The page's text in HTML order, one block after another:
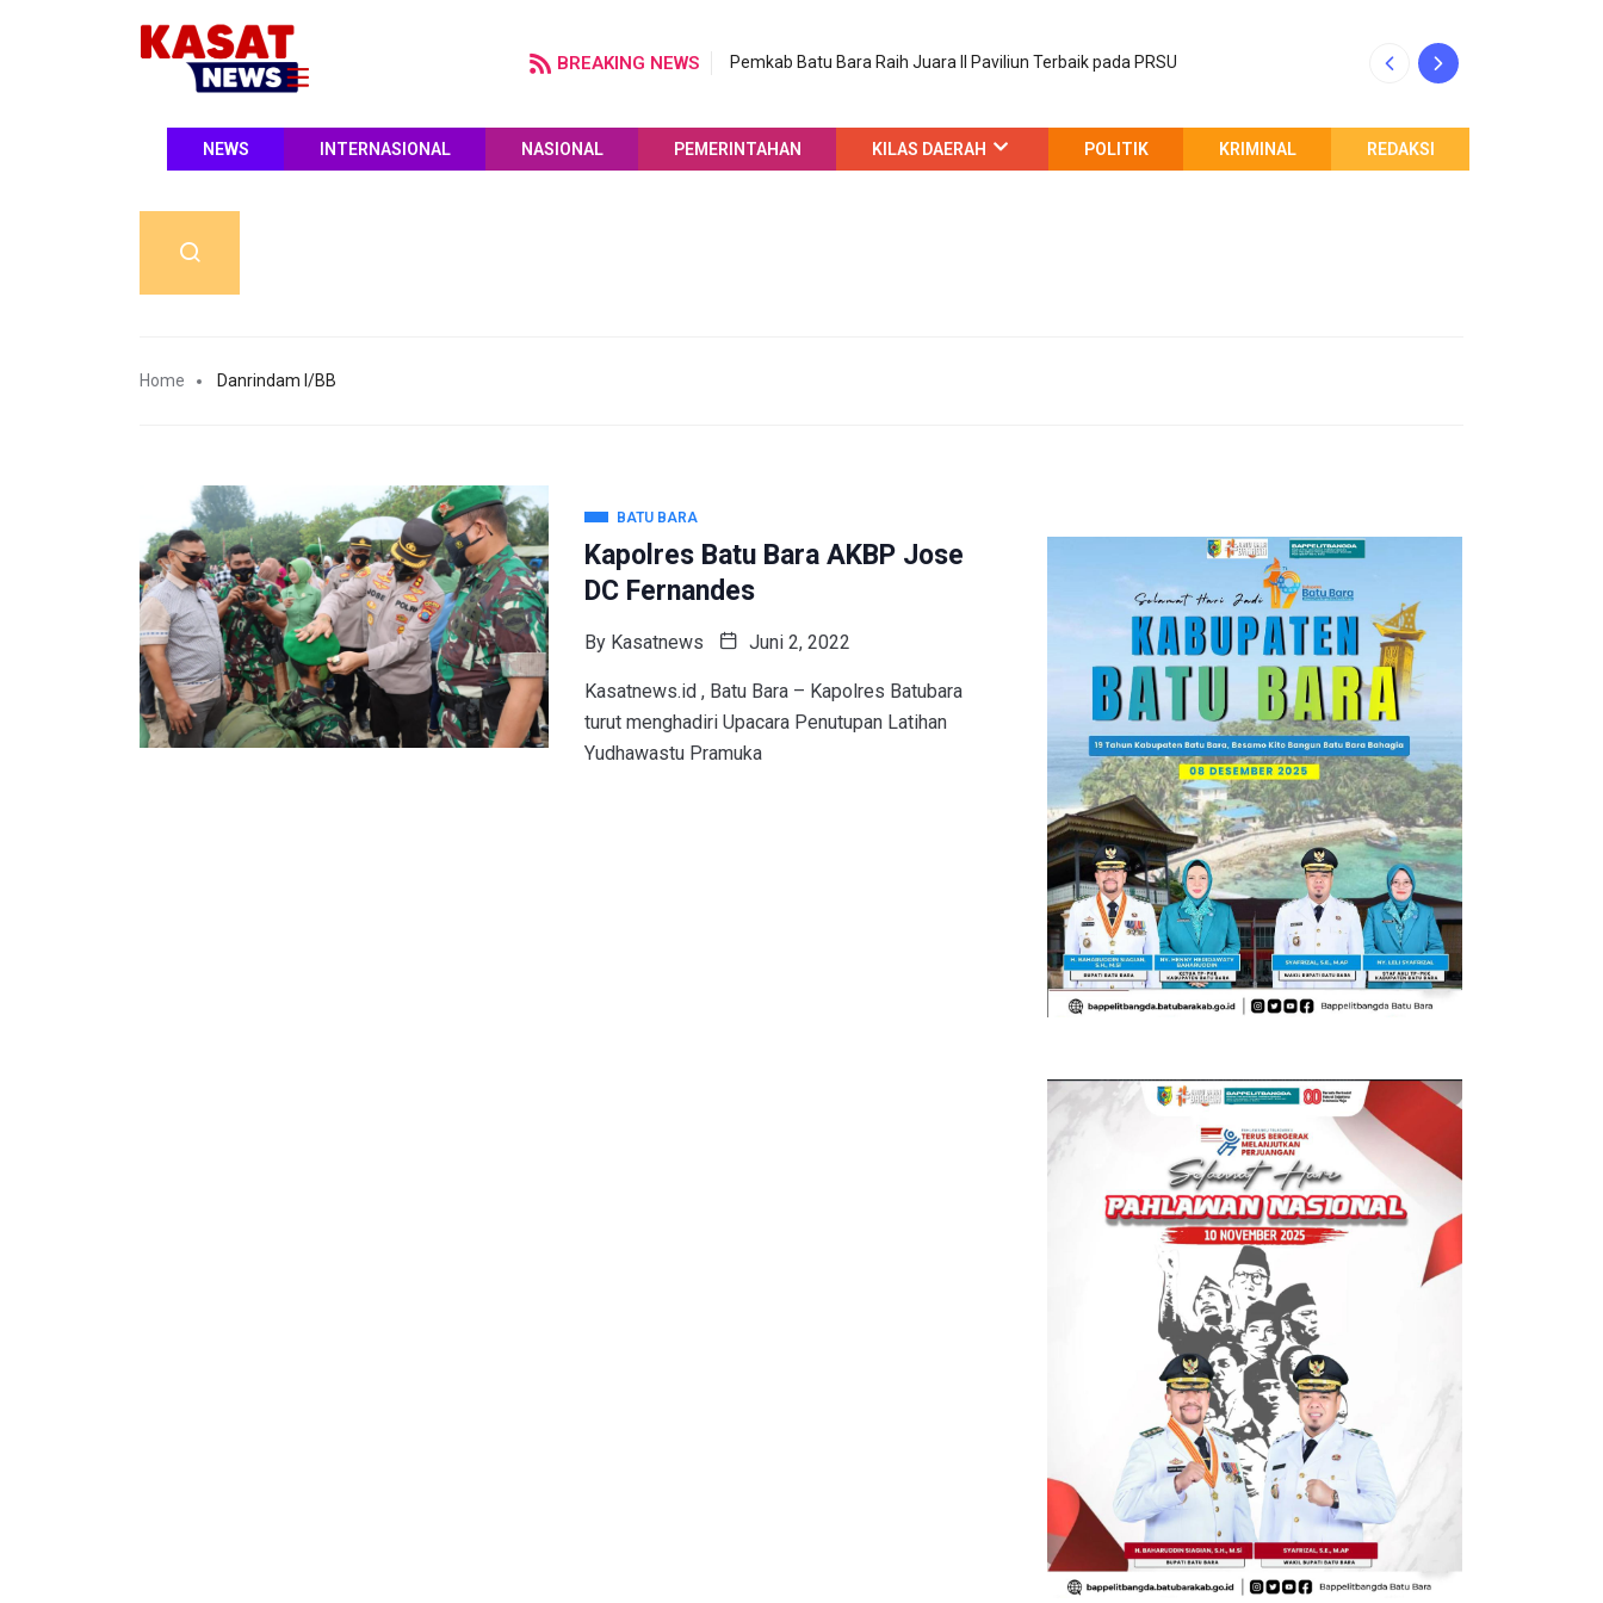
BREAKING NEWS Pemkab Batu Bara Raih Juara II Paviliun Terbaik pada PRSU
NEWS INTERNASIONAL NASIONAL PEMERINTAHAN KILAS DAERAH POLITIK KRIMINAL REDAKSI
Home Danrindam I/BB
BATU BARA
Kapolres Batu Bara AKBP Jose
DC Fernandes
By Kasatnews Juni 2, 2022
Kasatnews.id , Batu Bara – Kapolres Batubara
turut menghadiri Upacara Penutupan Latihan
Yudhawastu Pramuka